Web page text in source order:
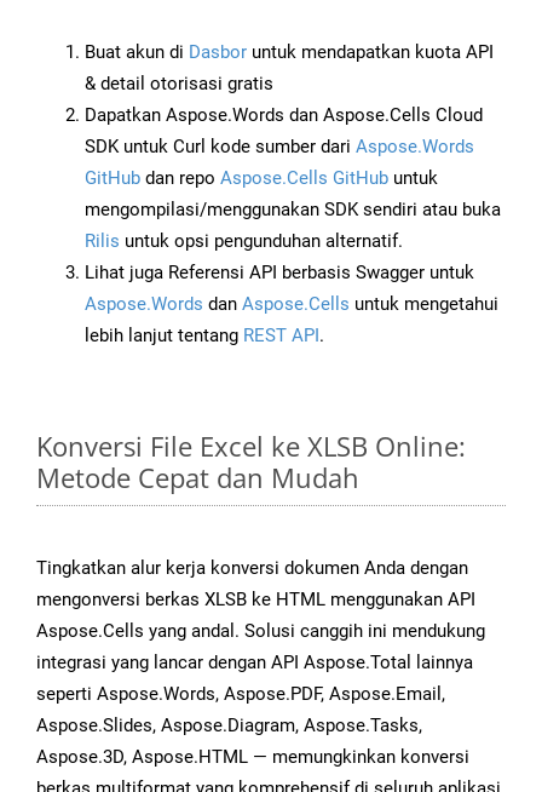
Buat akun di Dasbor untuk mendapatkan kuota API
& detail otorisasi gratis
Dapatkan Aspose.Words dan Aspose.Cells Cloud
SDK untuk Curl kode sumber dari Aspose.Words
GitHub dan repo Aspose.Cells GitHub untuk
mengompilasi/menggunakan SDK sendiri atau buka
Rilis untuk opsi pengunduhan alternatif.
Lihat juga Referensi API berbasis Swagger untuk
Aspose.Words dan Aspose.Cells untuk mengetahui
lebih lanjut tentang REST API.
Konversi File Excel ke XLSB Online:
Metode Cepat dan Mudah
Tingkatkan alur kerja konversi dokumen Anda dengan
mengonversi berkas XLSB ke HTML menggunakan API
Aspose.Cells yang andal. Solusi canggih ini mendukung
integrasi yang lancar dengan API Aspose.Total lainnya
seperti Aspose.Words, Aspose.PDF, Aspose.Email,
Aspose.Slides, Aspose.Diagram, Aspose.Tasks,
Aspose.3D, Aspose.HTML — memungkinkan konversi